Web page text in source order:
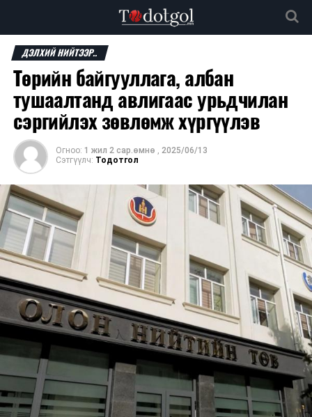
ДЭЛХИЙ НИЙТЭЭР..
Төрийн байгууллага, албан
тушаалтанд авлигаас урьдчилан
сэргийлэх зөвлөмж хүргүүлэв
Огноо: 1 жил 2 сар.өмнө , 2025/06/13
Сэтгүүлч: Тодотгол